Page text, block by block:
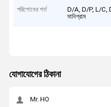
পরিশোধের শর্ত
D/A, D/P, L/C,
মানিগ্রাম
যোগাযোগের ঠিকানা
Mr. HO